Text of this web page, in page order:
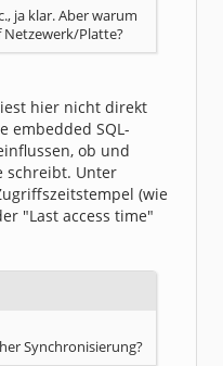
ja klar. Aber warum
Netzewerk/Platte?
hier nicht direkt
embedded SQL-
ob und
schreibt. Unter
(wie
"Last access time"
Synchronisierung?